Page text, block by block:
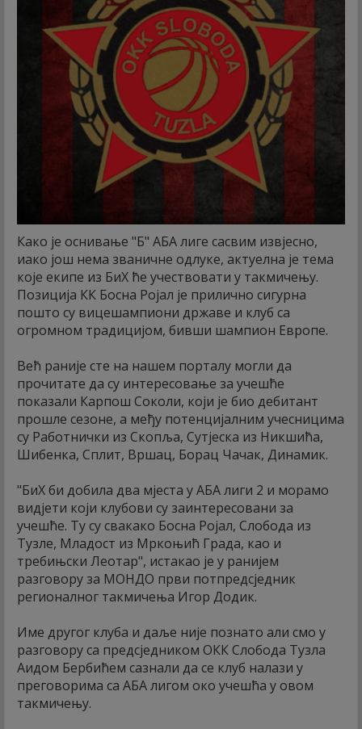
Како је оснивање "Б" АБА лиге сасвим извјесно,
иако још нема званичне одлуке, актуелна је тема
које екипе из БиХ ће учествовати у такмичењу.
Позиција КК Босна Ројал је прилично сигурна
пошто су вицешампиони државе и клуб са
огромном традицијом, бивши шампион Европе.
Већ раније сте на нашем порталу могли да
прочитате да су интересовање за учешће
показали Карпош Соколи, који је био дебитант
прошле сезоне, а међу потенцијалним учесницима
су Работнички из Скопља, Сутјеска из Никшића,
Шибенка, Сплит, Вршац, Борац Чачак, Динамик.
"БиХ би добила два мјеста у АБА лиги 2 и морамо
видјети који клубови су заинтересовани за
учешће. Ту су свакако Босна Ројал, Слобода из
Тузле, Младост из Мркоњић Града, као и
требињски Леотар", истакао је у ранијем
разговору за МОНДО први потпредсједник
регионалног такмичења Игор Додик.
Име другог клуба и даље није познато али смо у
разговору са предсједником ОКК Слобода Тузла
Аидом Бербићем сазнали да се клуб налази у
преговорима са АБА лигом око учешћа у овом
такмичењу.